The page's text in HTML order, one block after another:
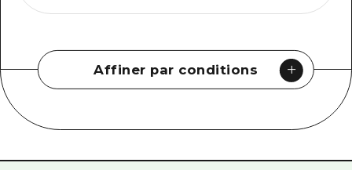
Affiner par conditions
Rechercher par type
#Guide officiel de Dive! Hiroshima #Hiroshima Moshimo Travel